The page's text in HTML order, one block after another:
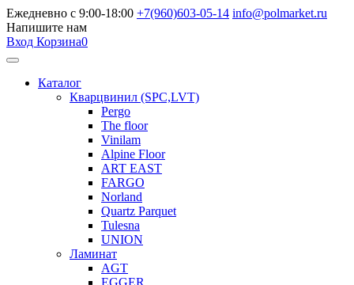
Ежедневно с 9:00-18:00 +7(960)603-05-14 info@polmarket.ru
Напишите нам
Вход Корзина0
Каталог
Кварцвинил (SPC,LVT)
Pergo
The floor
Vinilam
Alpine Floor
ART EAST
FARGO
Norland
Quartz Parquet
Tulesna
UNION
Ламинат
AGT
EGGER